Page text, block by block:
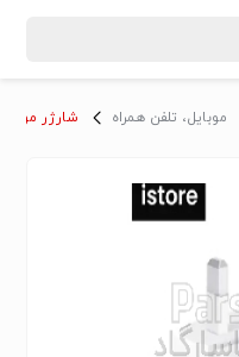
موبایل، تلفن همراه شارژر